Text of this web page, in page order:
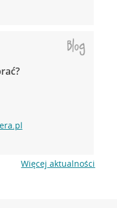
Więcej aktualności